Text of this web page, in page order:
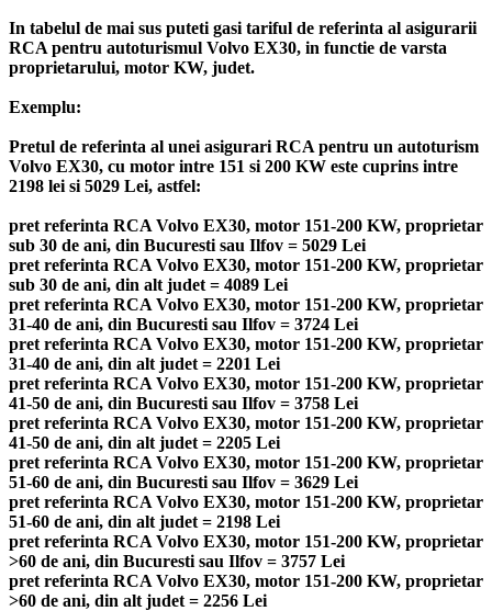
In tabelul de mai sus puteti gasi tariful de referinta al asigurarii
RCA pentru autoturismul Volvo EX30, in functie de varsta
proprietarului, motor KW, judet.
Exemplu:
Pretul de referinta al unei asigurari RCA pentru un autoturism
Volvo EX30, cu motor intre 151 si 200 KW este cuprins intre
2198 lei si 5029 Lei, astfel:
pret referinta RCA Volvo EX30, motor 151-200 KW, proprietar
sub 30 de ani, din Bucuresti sau Ilfov = 5029 Lei
pret referinta RCA Volvo EX30, motor 151-200 KW, proprietar
sub 30 de ani, din alt judet = 4089 Lei
pret referinta RCA Volvo EX30, motor 151-200 KW, proprietar
31-40 de ani, din Bucuresti sau Ilfov = 3724 Lei
pret referinta RCA Volvo EX30, motor 151-200 KW, proprietar
31-40 de ani, din alt judet = 2201 Lei
pret referinta RCA Volvo EX30, motor 151-200 KW, proprietar
41-50 de ani, din Bucuresti sau Ilfov = 3758 Lei
pret referinta RCA Volvo EX30, motor 151-200 KW, proprietar
41-50 de ani, din alt judet = 2205 Lei
pret referinta RCA Volvo EX30, motor 151-200 KW, proprietar
51-60 de ani, din Bucuresti sau Ilfov = 3629 Lei
pret referinta RCA Volvo EX30, motor 151-200 KW, proprietar
51-60 de ani, din alt judet = 2198 Lei
pret referinta RCA Volvo EX30, motor 151-200 KW, proprietar
>60 de ani, din Bucuresti sau Ilfov = 3757 Lei
pret referinta RCA Volvo EX30, motor 151-200 KW, proprietar
>60 de ani, din alt judet = 2256 Lei